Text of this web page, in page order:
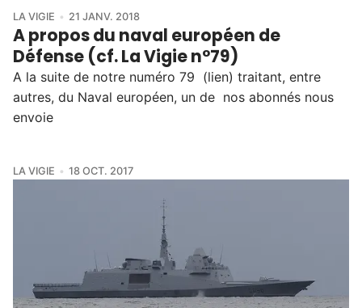
LA VIGIE 21 JANV. 2018
A propos du naval européen de
Défense (cf. La Vigie n°79)
A la suite de notre numéro 79 (lien) traitant, entre
autres, du Naval européen, un de nos abonnés nous
envoie
LA VIGIE 18 OCT. 2017